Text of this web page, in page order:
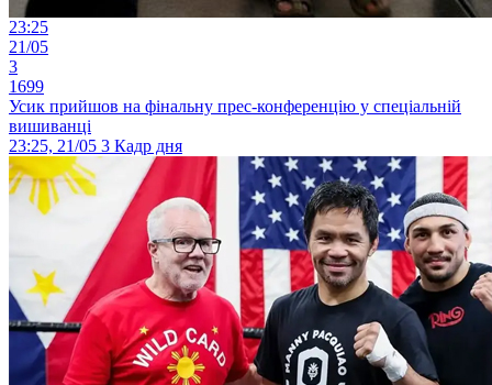
23:25
21/05
3
1699
Усик прийшов на фінальну прес-конференцію у спеціальній
вишиванці
23:25, 21/05 3 Кадр дня